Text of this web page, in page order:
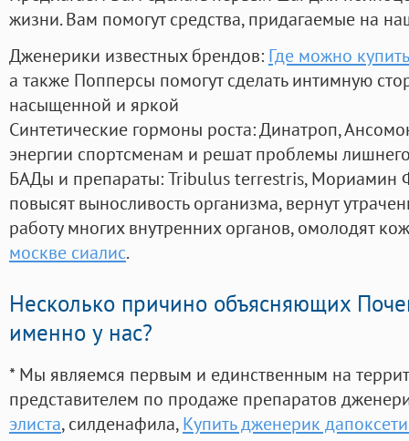
жизни. Вам помогут средства, придагаемые на
Дженерики известных брендов: Где можно
а также Попперсы помогут сделать интимную
насыщенной и яркой
Синтетические гормоны роста: Динатроп,
энергии спортсменам и решат проблемы
БАДы и препараты:Tribulus terrestris, Мориамин
повысят выносливость организма, вернут
работу многих внутренних органов, омолодят
москве сиалис.
Несколько причино объясняющих
именно у нас?
* Мы являемся первым и единственным на
представителем по продаже препаратов
элиста, силденафила, Купить дженерик